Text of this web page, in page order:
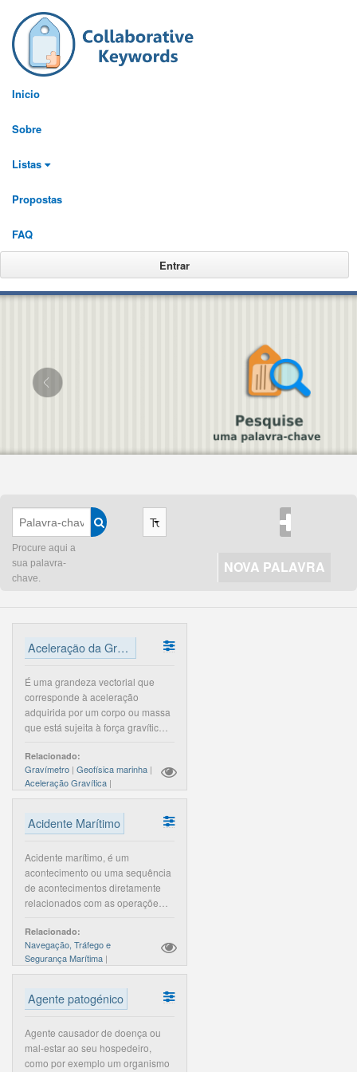
Inicio
Sobre
Listas
Propostas
FAQ
Entrar
Procure aqui a
sua palavra-
chave.
NOVA PALAVRA
Aceleração da Gravidade
É uma grandeza vectorial que
corresponde à aceleração
adquirida por um corpo ou massa
que está sujeita à força gravítica
da soma da força gravitacional
com a força centrífuga, i.e., a
gravidade é a força total de um
campo gravítico por unidade de
massa.
Relacionado:
Gravímetro | Geofísica marinha |
Aceleração Gravítica |
Acidente Marítimo
Acidente marítimo, é um
acontecimento ou uma sequência
de acontecimentos diretamente
relacionados com as operações
exceção dos atos ou omissões
deliberados, com o objetivo de
provocar danos à segurança de
um navio ou embarcação, de uma
pessoa ou do ambiente, que
tenha como consequência
resultados: a) A morte ou
ferimento grave de uma pessoa;
Relacionado:
Navegação, Tráfego e
Segurança Marítima |
Agente patogénico
Agente causador de doença ou
mal-estar ao seu hospedeiro,
como por exemplo um organismo